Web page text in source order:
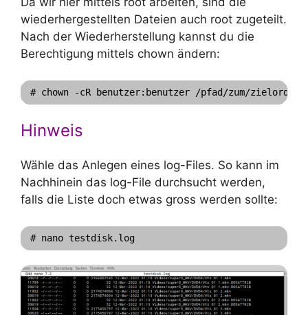
wiederhergestellten Dateien auch root zugeteilt.
Nach der Wiederherstellung kannst du die
Berechtigung mittels chown ändern:
Hinweis
Wähle das Anlegen eines log-Files. So kann im
Nachhinein das log-File durchsucht werden,
falls die Liste doch etwas gross werden sollte:
# nano testdisk.log